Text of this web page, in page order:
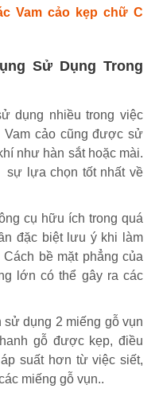
Vam cảo kẹp chữ C
Sử Dụng Trong
dụng nhiều trong việc
cảo cũng được sử
như hàn sắt hoặc mài.
sự lựa chọn tốt nhất về
cụ hữu ích trong quá
đặc biệt lưu ý khi làm
bề mặt phẳng của
lớn có thể gây ra các
sử dụng 2 miếng gỗ vụn
gỗ được kẹp, điều
suất hơn từ việc siết,
miếng gỗ vụn..